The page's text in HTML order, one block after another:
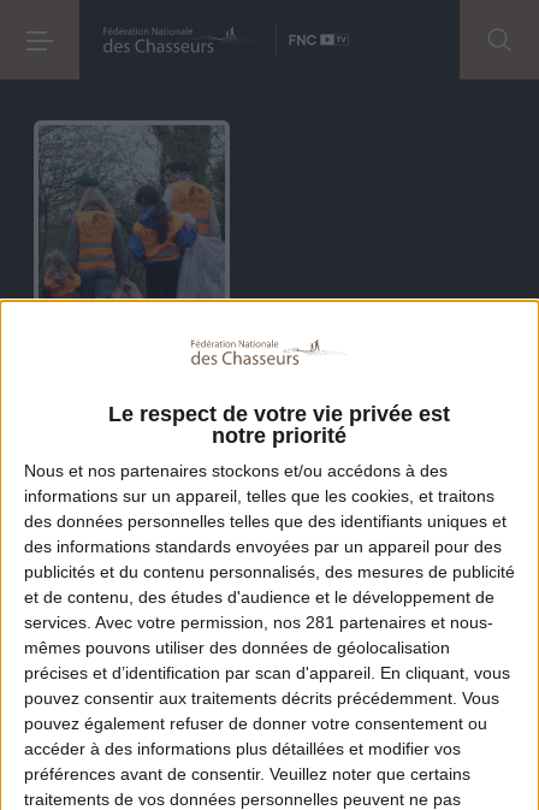
Le respect de votre vie privée est
notre priorité
Nous et nos partenaires stockons et/ou accédons à des
informations sur un appareil, telles que les cookies, et traitons
des données personnelles telles que des identifiants uniques et
des informations standards envoyées par un appareil pour des
publicités et du contenu personnalisés, des mesures de publicité
et de contenu, des études d'audience et le développement de
services. Avec votre permission, nos 281 partenaires et nous-
mêmes pouvons utiliser des données de géolocalisation
précises et d’identification par scan d'appareil. En cliquant, vous
pouvez consentir aux traitements décrits précédemment. Vous
pouvez également refuser de donner votre consentement ou
accéder à des informations plus détaillées et modifier vos
préférences avant de consentir. Veuillez noter que certains
traitements de vos données personnelles peuvent ne pas
J'aime La Nature Propre
Les épisodes
0 ÉPISODE DISPONIBLE